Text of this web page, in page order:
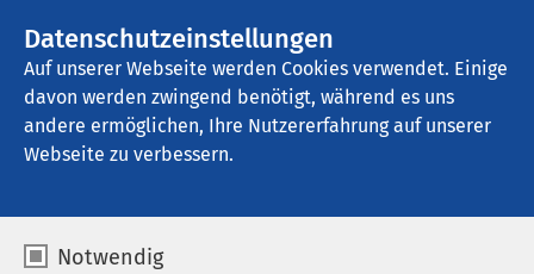
Datenschutzeinstellungen
Auf unserer Webseite werden Cookies verwendet. Einige
davon werden zwingend benötigt, während es uns
andere ermöglichen, Ihre Nutzererfahrung auf unserer
Webseite zu verbessern.
Notwendig
AMEOS Klinikum Ueckermünde